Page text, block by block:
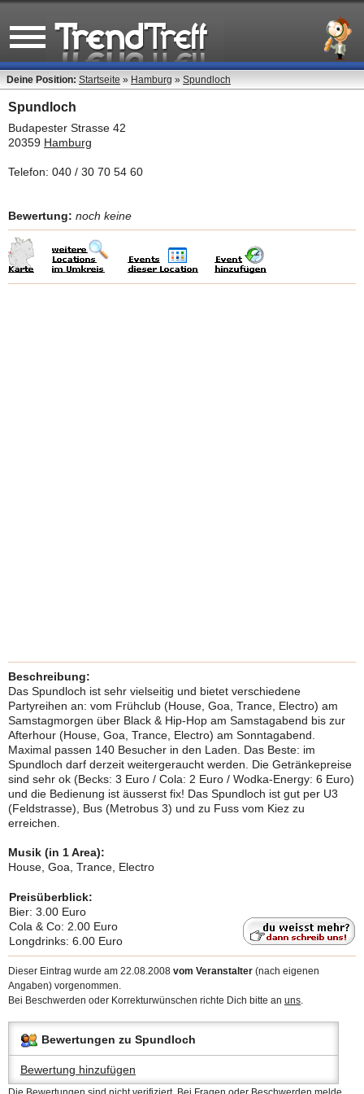
Deine Position: Startseite » Hamburg » Spundloch
Spundloch
Budapester Strasse 42
20359 Hamburg
Telefon: 040 / 30 70 54 60
Bewertung: noch keine
Beschreibung:
Das Spundloch ist sehr vielseitig und bietet verschiedene
Partyreihen an: vom Frühclub (House, Goa, Trance, Electro) am
Samstagmorgen über Black & Hip-Hop am Samstagabend bis zur
Afterhour (House, Goa, Trance, Electro) am Sonntagabend.
Maximal passen 140 Besucher in den Laden. Das Beste: im
Spundloch darf derzeit weitergeraucht werden. Die Getränkepreise
sind sehr ok (Becks: 3 Euro / Cola: 2 Euro / Wodka-Energy: 6 Euro)
und die Bedienung ist äusserst fix! Das Spundloch ist gut per U3
(Feldstrasse), Bus (Metrobus 3) und zu Fuss vom Kiez zu
erreichen.
Musik (in 1 Area):
House, Goa, Trance, Electro
Preisüberblick:
Bier: 3.00 Euro
Cola & Co: 2.00 Euro
Longdrinks: 6.00 Euro
Dieser Eintrag wurde am 22.08.2008 vom Veranstalter (nach eigenen
Angaben) vorgenommen.
Bei Beschwerden oder Korrekturwünschen richte Dich bitte an uns.
Bewertungen zu Spundloch
Bewertung hinzufügen